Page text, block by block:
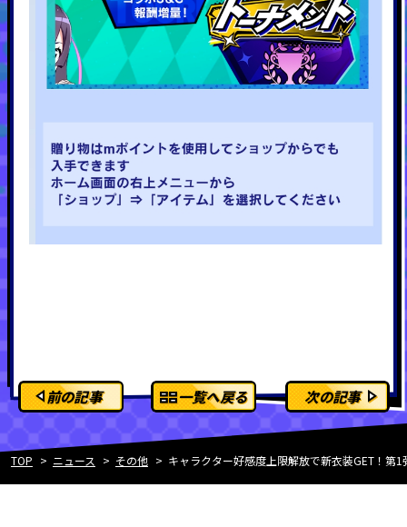
前の記事 一覧へ戻る 次の記事
TOP ニュース その他 キャラクター好感度上限解放で新衣装GET！第